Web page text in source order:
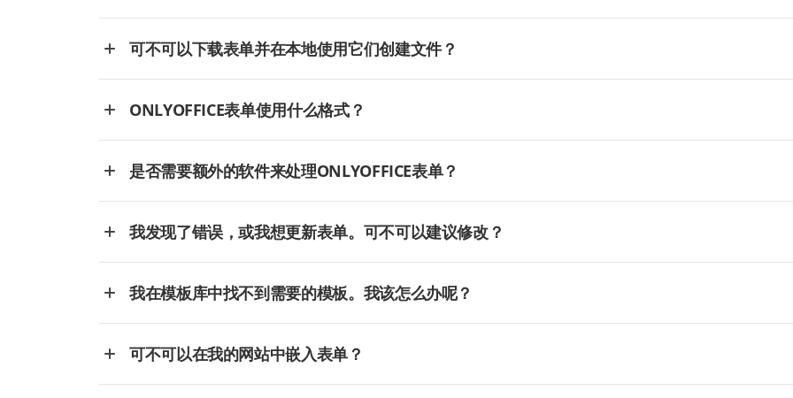
可不可以下载表单并在本地使用它们创建文件？
ONLYOFFICE表单使用什么格式？
是否需要额外的软件来处理ONLYOFFICE表单？
我发现了错误，或我想更新表单。可不可以建议修改？
我在模板库中找不到需要的模板。我该怎么办呢？
可不可以在我的网站中嵌入表单？